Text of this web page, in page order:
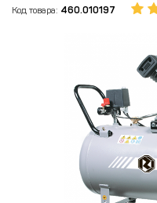
Код товара: 460.010197